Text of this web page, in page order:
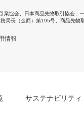
業協会 日本商品先物取引協会
局長（金商）第195号、商品先物
情報
サステナビリティ